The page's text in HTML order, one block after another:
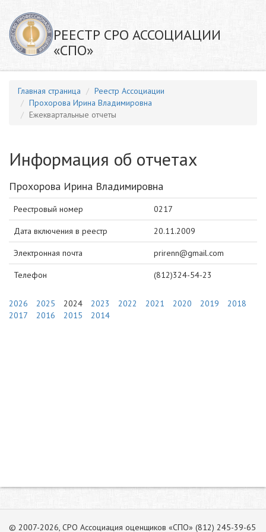
РЕЕСТР СРО АССОЦИАЦИИ
«СПО»
Главная страница
Реестр Ассоциации
Прохорова Ирина Владимировна
Ежеквартальные отчеты
Информация об отчетах
Прохорова Ирина Владимировна
Реестровый номер 0217
Дата включения в реестр 20.11.2009
Электронная почта prirenn@gmail.com
Телефон (812)324-54-23
2026 2025 2024 2023 2022 2021 2020 2019
2018
2017
2016 2015 2014
© 2007-2026, СРО Ассоциация оценщиков «СПО» (812) 245-39-65